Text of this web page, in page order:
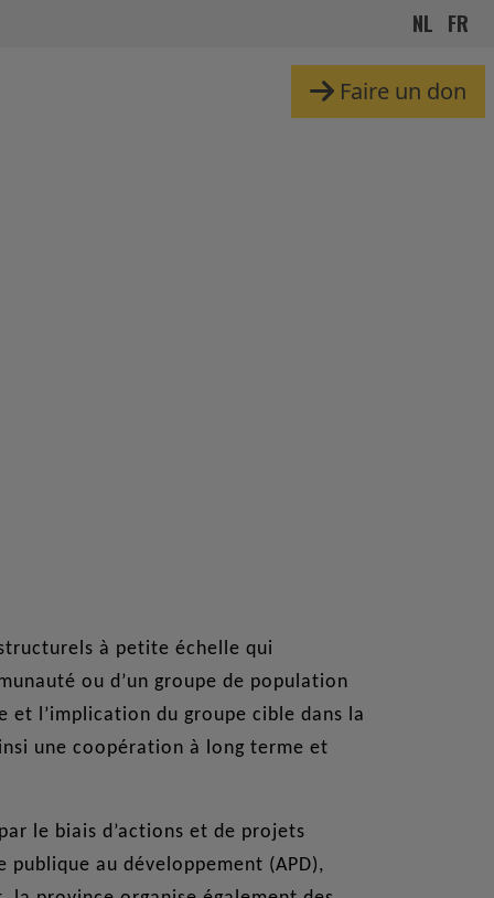
NL FR
Faire un don
à petite échelle qui
ou d’un groupe de population
et l’implication du groupe cible dans la
une coopération à long terme et
le biais d’actions et de projets
au développement (APD),